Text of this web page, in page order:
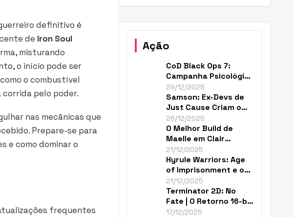
definitivo é
de Iron Soul
misturando
o início pode ser
o combustível
pelo poder.
nas mecânicas que
Prepare-se para
e como dominar o
frequentes
Ação
CoD Black Ops 7:
Campanha Psicológica
e Continuidade em
2035
29/12/2025
Samson: Ex-Devs de
Just Cause Criam o
‘Mad Max…Payne’
26/12/2025
O Melhor Build de
Maelle em Clair
Obscur (DPS Máximo)
21/12/2025
Hyrule Warriors: Age
of Imprisonment e o
Cânone de Zelda
21/12/2025
Terminator 2D: No
Fate | O Retorno 16-bit
Perfeito de T2
17/12/2025